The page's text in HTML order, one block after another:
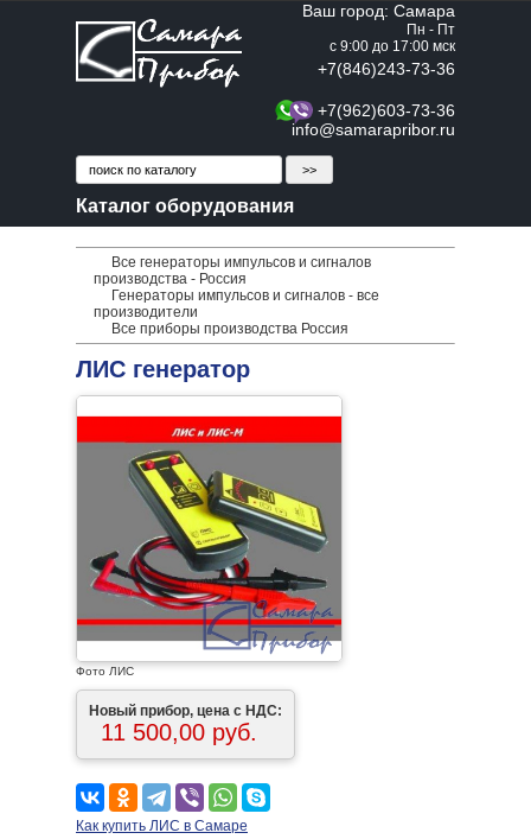
Ваш город: Самара
Пн - Пт
с 9:00 до 17:00 мск
+7(846)243-73-36
+7(962)603-73-36
info@samarapribor.ru
Каталог оборудования
Все генераторы импульсов и сигналов
производства - Россия
Генераторы импульсов и сигналов - все
производители
Все приборы производства Россия
ЛИС генератор
Фото ЛИС
Новый прибор, цена с НДС:
11 500,00 руб.
Как купить ЛИС в Самаре